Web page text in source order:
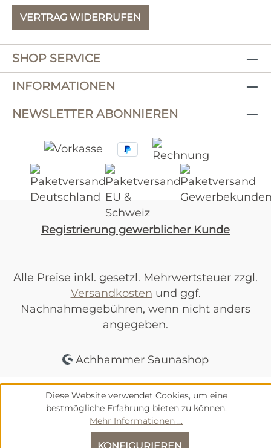
VERTRAG WIDERRUFEN
SHOP SERVICE
INFORMATIONEN
NEWSLETTER ABONNIEREN
Registrierung gewerblicher Kunde
Alle Preise inkl. gesetzl. Mehrwertsteuer zzgl.
Versandkosten und ggf.
Nachnahmegebühren, wenn nicht anders
angegeben.
Achhammer Saunashop
Diese Website verwendet Cookies, um eine
bestmögliche Erfahrung bieten zu können.
Mehr Informationen ...